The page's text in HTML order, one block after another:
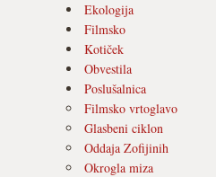
Ekologija
Filmsko
Kotiček
Obvestila
Poslušalnica
Filmsko vrtoglavo
Glasbeni ciklon
Oddaja Zofijinih
Okrogla miza